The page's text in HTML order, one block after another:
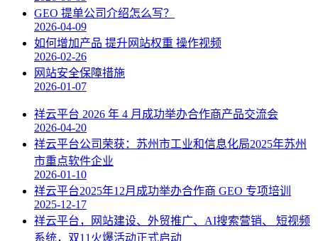
GEO 提单公司介绍怎么写？
2026-04-09
如何增加产品 提升网站权重 操作视频
2026-02-26
网站安全保障措施
2026-01-07
祥云平台 2026 年 4 月成功举办合作商产品交流会
2026-04-20
祥云平台公司荣获：苏州市工业和信息化局2025年苏州
市重点软件企业
2026-01-10
祥云平台2025年12月成功举办合作商 GEO 专项培训
2025-12-17
祥云平台，网站建设、外贸推广、AI搜索营销、 短视频
系统，双11火爆活动正式启动